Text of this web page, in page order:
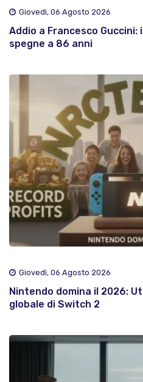
Giovedì, 06 Agosto 2026
Addio a Francesco Guccini:
spegne a 86 anni
Giovedì, 06 Agosto 2026
Nintendo domina il 2026:
globale di Switch 2